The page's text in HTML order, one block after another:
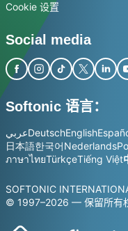
Cookie 设置
Social media
Softonic 语言：
عربيDeutschEnglish
日本語한국어Nederlands
ภาษาไทยTürkçeTiếng Việt
SOFTONIC
© 1997–2026 — 保留所有